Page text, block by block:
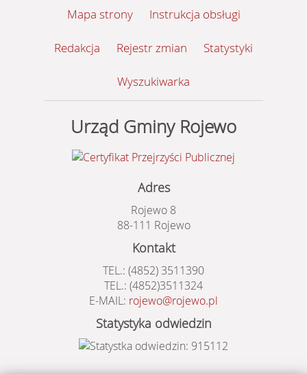
Mapa strony Instrukcja obsługi
Redakcja Rejestr zmian Statystyki
Wyszukiwarka
Urząd Gminy Rojewo
Adres
Rojewo 8
88-111 Rojewo
Kontakt
TEL.: (4852) 3511390
TEL.: (4852)3511324
E-MAIL: rojewo@rojewo.pl
Statystyka odwiedzin